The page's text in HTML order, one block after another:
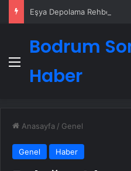
Eşya Depolama Rehberi
Menü
Bodrum
Haber
Anasayfa / Genel
Genel Haber